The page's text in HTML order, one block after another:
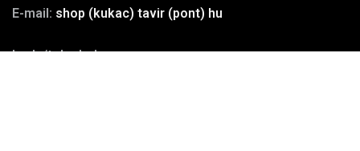
E-mail: shop (kukac) tavir (pont) hu
Iroda/telephely: